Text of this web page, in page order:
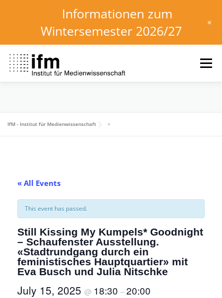
content
Menu
IfM - Institut für Medienwissenschaft >
« All Events
This event has passed.
Still Kissing My Kumpels* Goodnight
– Schaufenster Ausstellung.
«Stadtrundgang durch ein
feministisches Hauptquartier» mit
Eva Busch und Julia Nitschke
July 15, 2025 @ 18:30 –20:00
Informationen zum
Wintersemester 2026/27
+